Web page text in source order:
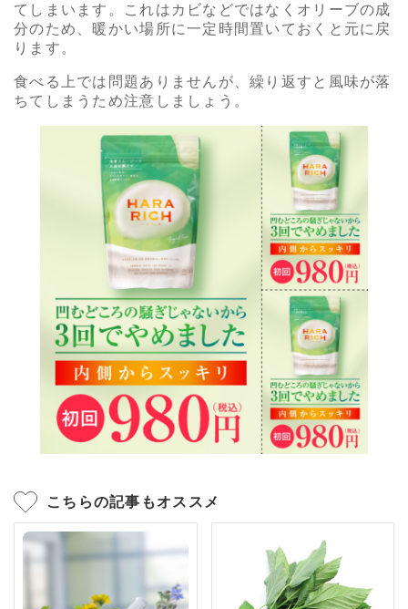
てしまいます。これはカビなどではなくオリーブの成
分のため、暖かい場所に一定時間置いておくと元に戻
ります。
食べる上では問題ありませんが、繰り返すと風味が落
ちてしまうため注意しましょう。
こちらの記事もオススメ